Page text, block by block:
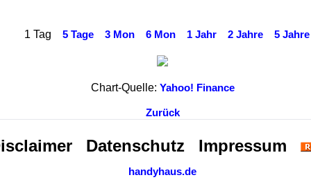
1 Tag 5 Tage 3 Mon 6 Mon 1 Jahr 2 Jahre 5 Jahre
Chart-Quelle: Yahoo! Finance
Zurück
Datenschutz Impressum
handyhaus.de